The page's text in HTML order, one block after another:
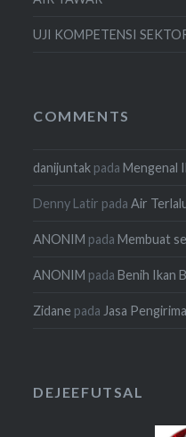
UJI KOMPETENSI
COMMENTS
danijuntak padaMengenal
Denny Latir padaAir
ANONIM padaMembuat
ANONIM padaBenih Ikan
Zidane pada Jasa
DEJEEFUTSAL